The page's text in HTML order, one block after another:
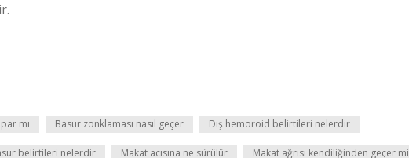
mı Basur zonklaması nasıl geçer Dış hemoroid belirtileri nelerdir
belirtileri nelerdir Makat acısına ne sürülür Makat ağrısı kendiliğinden geçer mi